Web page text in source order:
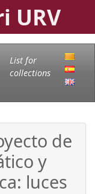
URV
List for
collections
de
y
luces